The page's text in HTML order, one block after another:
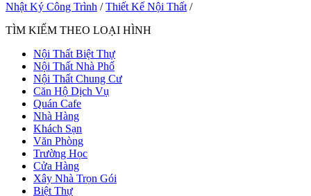
Nhật Ký Công Trình /Thiết Kế Nội Thất /
TÌM KIẾM THEO LOẠI HÌNH
Nội Thất Biệt Thự
Nội Thất Nhà Phố
Nội Thất Chung Cư
Căn Hộ Dịch Vụ
Quán Cafe
Nhà Hàng
Khách Sạn
Văn Phòng
Trường Học
Cửa Hàng
Xây Nhà Trọn Gói
Biệt Thự